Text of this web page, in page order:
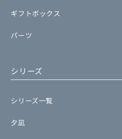
ギフトボックス
パーツ
シリーズ
シリーズ一覧
夕凪